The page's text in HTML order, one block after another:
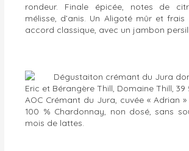
rondeur. Finale épicée, notes de
mélisse, d’anis. Un Aligoté mûr et
accord classique, avec un jambon
Eric et Bérangère Thill, Domaine Thill, 39
AOC Crémant du Jura, cuvée « Adrian »
100 % Chardonnay, non dosé, sans
mois de lattes.